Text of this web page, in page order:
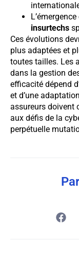
insurtechs
Ces évolutions
plus adaptées et
toutes tailles. Les
dans la gestion
efficacité dépend
et d’une
assureurs doivent
aux défis de la
perpétuelle